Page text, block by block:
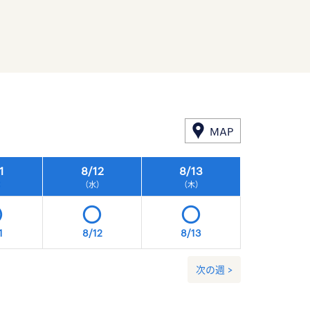
MAP
8/12
（水）
8/13
（木）
8/12 8/13
次の週 >